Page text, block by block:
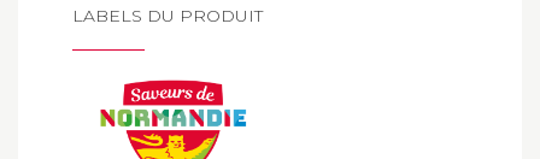
LABELS DU PRODUIT